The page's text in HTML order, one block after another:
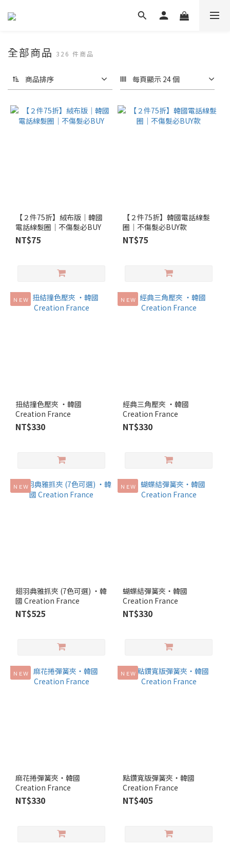
全部商品 326 件商品
商品排序 每頁顯示 24 個
【２件75折】絨布版│韓國
電話線髮圈│不傷髮必BUY
NT$75
【２件75折】韓國電話線髮
圈│不傷髮必BUY款
NT$75
ＮＥＷ
扭結撞色壓夾 ‧韓國
Creation France
NT$330
ＮＥＷ
經典三角壓夾 ‧韓國
Creation France
NT$330
ＮＥＷ
翅羽典雅抓夾 (7色可選) ‧韓
國 Creation France
NT$525
ＮＥＷ
蝴蝶結彈簧夾‧韓國
Creation France
NT$330
ＮＥＷ
麻花捲彈簧夾‧韓國
Creation France
NT$330
ＮＥＷ
點鑽寬版彈簧夾‧韓國
Creation France
NT$405